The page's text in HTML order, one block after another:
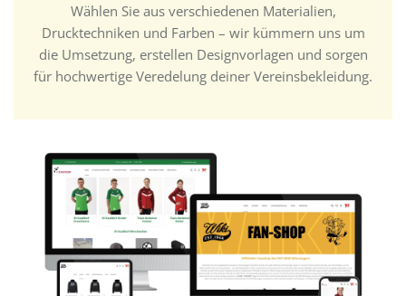
Wählen Sie aus verschiedenen Materialien,
Drucktechniken und Farben – wir kümmern uns um
die Umsetzung, erstellen Designvorlagen und sorgen
für hochwertige Veredelung deiner Vereinsbekleidung.